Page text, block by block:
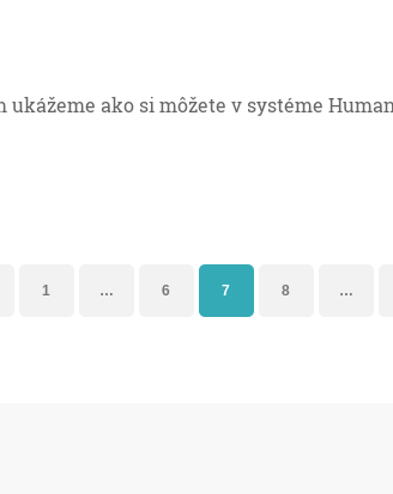
ukážeme ako si môžete v systéme
1 … 6 7 8 …